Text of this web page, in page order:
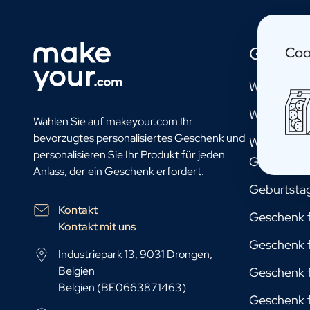
Personalisiertes KI-Fotopuzzle
Personalisiertes Olivenöl
Personalisierter Balsamico
Personalisiertes Kräuter
Personalisierte Pikante Soße
Tee / Honig
Personalisierter Tee
Jules Destrooper Kekse Margritte
Personalisierte Keksdose Jules Destrooper
Geschenkpaket mit Keksen & Schokolade
Geschenkpaket mit Wasserflasche, Keksen und Schokolade
Personalisierte Handseife
Wählen Sie auf makeyour.com Ihr
bevorzugtes personalisiertes Geschenk und
personalisieren Sie Ihr Produkt für jeden
Anlass, der ein Geschenk erfordert.
Kontakt
Kontakt mit uns
Industriepark 13, 9031 Drongen,
Belgien
Belgien (BE0663871463)
Willst du
Willst du
Willst du
Geschenk
Geschenk
Geschenk
Geschenk
Geschenk